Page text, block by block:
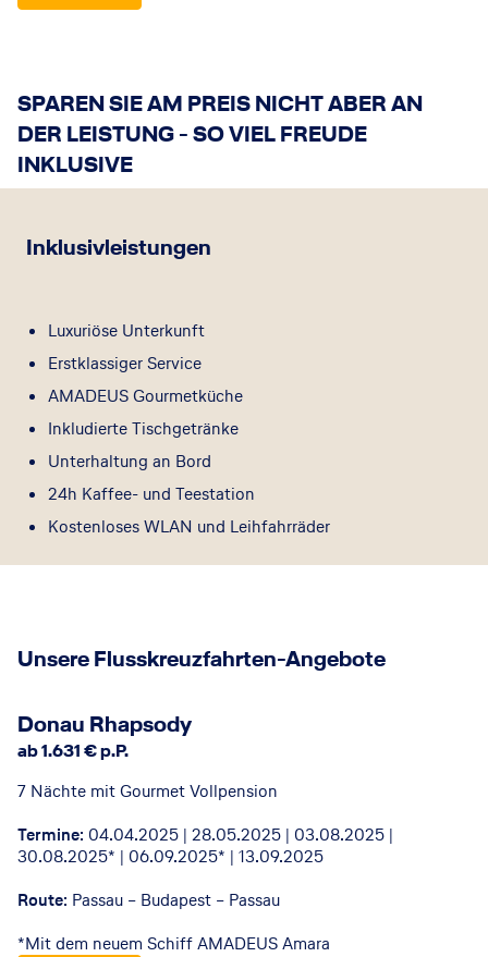
SPAREN SIE AM PREIS NICHT ABER AN
DER LEISTUNG - SO VIEL FREUDE
INKLUSIVE
Inklusivleistungen
Luxuriöse Unterkunft
Erstklassiger Service
AMADEUS Gourmetküche
Inkludierte Tischgetränke
Unterhaltung an Bord
24h Kaffee- und Teestation
Kostenloses WLAN und Leihfahrräder
Unsere Flusskreuzfahrten-Angebote
Donau Rhapsody
ab 1.631 € p.P.
7 Nächte mit Gourmet Vollpension
Termine: 04.04.2025 | 28.05.2025 | 03.08.2025 |
30.08.2025* | 06.09.2025* | 13.09.2025
Route: Passau – Budapest – Passau
*Mit dem neuem Schiff AMADEUS Amara